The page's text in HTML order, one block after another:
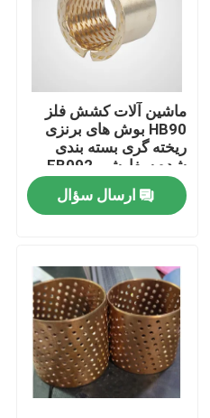
درباره ما
کنترل کیفیت
با ما تماس بگیرید
بلبرینگ خود روانکاری
یاتاقانهای برنزی خود روانکاری
ماشین آلات کشش فلز
HB90 بوش های برنزی
ریخته گری بسته بندی
شده سفارشی FB092
ارسال سؤال